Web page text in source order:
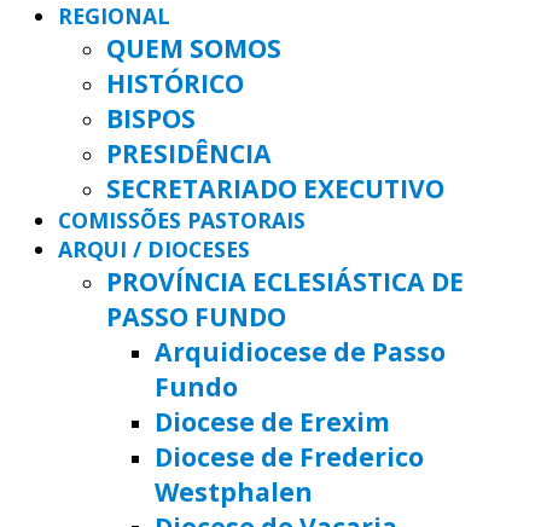
REGIONAL
QUEM SOMOS
HISTÓRICO
BISPOS
PRESIDÊNCIA
SECRETARIADO EXECUTIVO
COMISSÕES PASTORAIS
ARQUI / DIOCESES
PROVÍNCIA ECLESIÁSTICA DE
PASSO FUNDO
Arquidiocese de Passo
Fundo
Diocese de Erexim
Diocese de Frederico
Westphalen